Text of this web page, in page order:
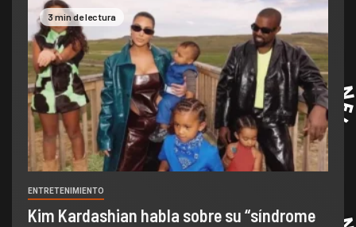
3 min de lectura
ENTRETENIMIENTO
Kim Kardashian habla sobre su “síndrome